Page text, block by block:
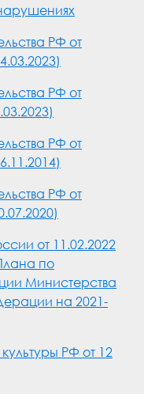
РФ от
РФ от
РФ от
РФ от
от 11.02.2022
по
Министерства
на 2021-
РФ от 12